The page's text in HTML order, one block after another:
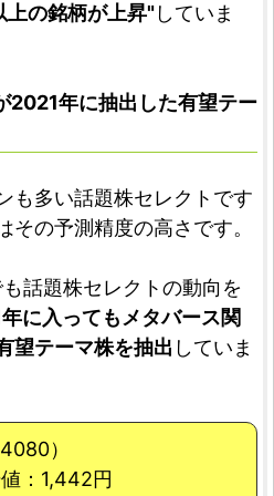
の銘柄が上昇"していま
2021年に抽出した有望テー
も多い話題株セレクトです
その予測精度の高さです。
話題株セレクトの動向を
に入ってもメタバース関
望テーマ株を抽出 していま
）
：1,442円